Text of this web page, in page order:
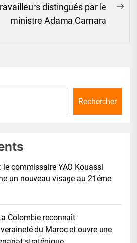
distingués par le
ministre Adama Camara
Rechercher
le commissaire YAO Kouassi
un nouveau visage au 21éme
Colombie reconnaît
du Maroc et ouvre une